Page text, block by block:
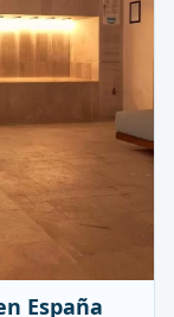
España